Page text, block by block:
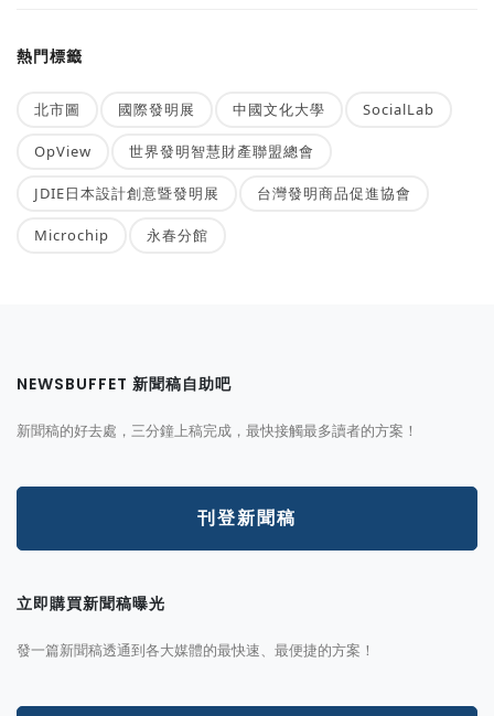
熱門標籤
北市圖 國際發明展 中國文化大學 SocialLab
OpView 世界發明智慧財產聯盟總會
JDIE日本設計創意暨發明展 台灣發明商品促進協會
Microchip 永春分館
NEWSBUFFET 新聞稿自助吧
新聞稿的好去處，三分鐘上稿完成，最快接觸最多讀者的方案！
刊登新聞稿
立即購買新聞稿曝光
發一篇新聞稿透通到各大媒體的最快速、最便捷的方案！